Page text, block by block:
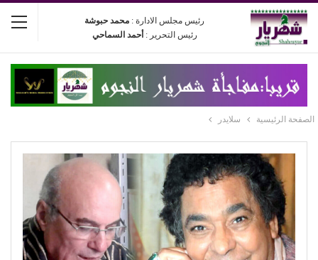
رئيس مجلس الادارة : محمد حبوشة
رئيس التحرير : أحمد السماحي
الصفحة الرئيسية سلايدر